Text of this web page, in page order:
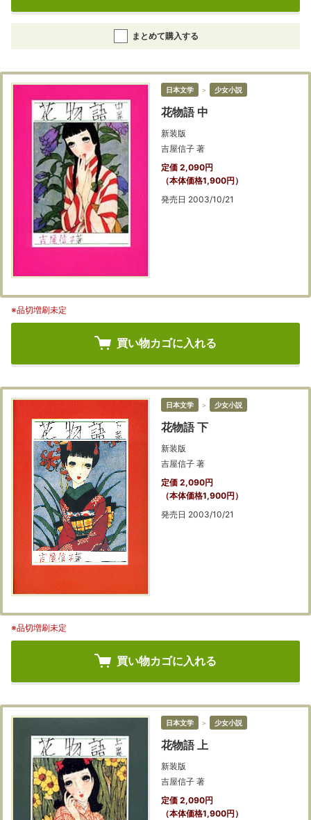
まとめて購入する
日本文学 ＞ 少女小説
花物語 中
新装版
吉屋信子 著
定価 2,090円
（本体価格1,900円）
発売日 2003/10/21
※品切増刷未定
買い物カゴに入れる
日本文学 ＞ 少女小説
花物語 下
新装版
吉屋信子 著
定価 2,090円
（本体価格1,900円）
発売日 2003/10/21
※品切増刷未定
買い物カゴに入れる
日本文学 ＞ 少女小説
花物語 上
新装版
吉屋信子 著
定価 2,090円
（本体価格1,900円）